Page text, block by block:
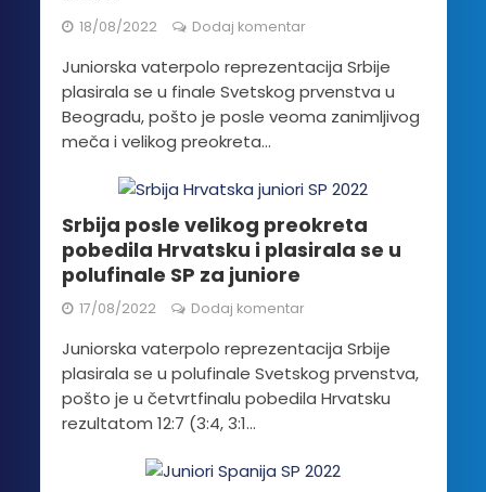
18/08/2022 Dodaj komentar
Juniorska vaterpolo reprezentacija Srbije
plasirala se u finale Svetskog prvenstva u
Beogradu, pošto je posle veoma zanimljivog
meča i velikog preokreta...
Srbija posle velikog preokreta
pobedila Hrvatsku i plasirala se u
polufinale SP za juniore
17/08/2022 Dodaj komentar
Juniorska vaterpolo reprezentacija Srbije
plasirala se u polufinale Svetskog prvenstva,
pošto je u četvrtfinalu pobedila Hrvatsku
rezultatom 12:7 (3:4, 3:1...